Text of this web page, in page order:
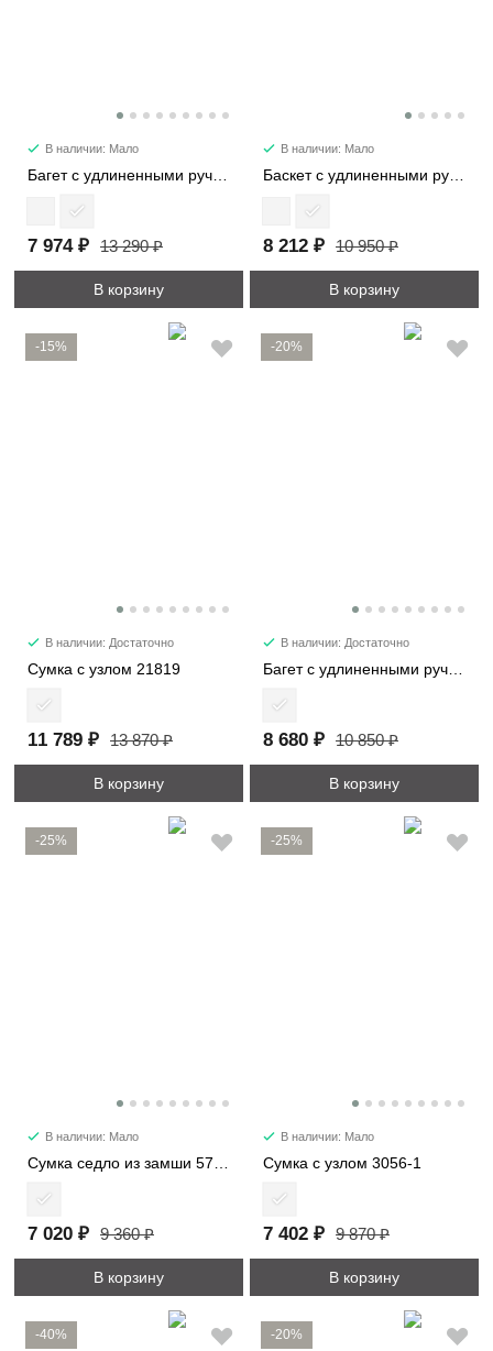
В наличии: Мало
Багет с удлиненными ручками 29724
7 974 ₽ 13 290 ₽
В корзину
В наличии: Мало
Баскет с удлиненными ручками 30052
8 212 ₽ 10 950 ₽
В корзину
-15%
В наличии: Достаточно
Сумка с узлом 21819
11 789 ₽ 13 870 ₽
В корзину
-20%
В наличии: Достаточно
8 680 ₽ 10 850 ₽
В корзину
-25%
В наличии: Мало
7 020 ₽ 9 360 ₽
В корзину
-25%
В наличии: Мало
Сумка с узлом 3056-1
7 402 ₽ 9 870 ₽
В корзину
-40% -20%